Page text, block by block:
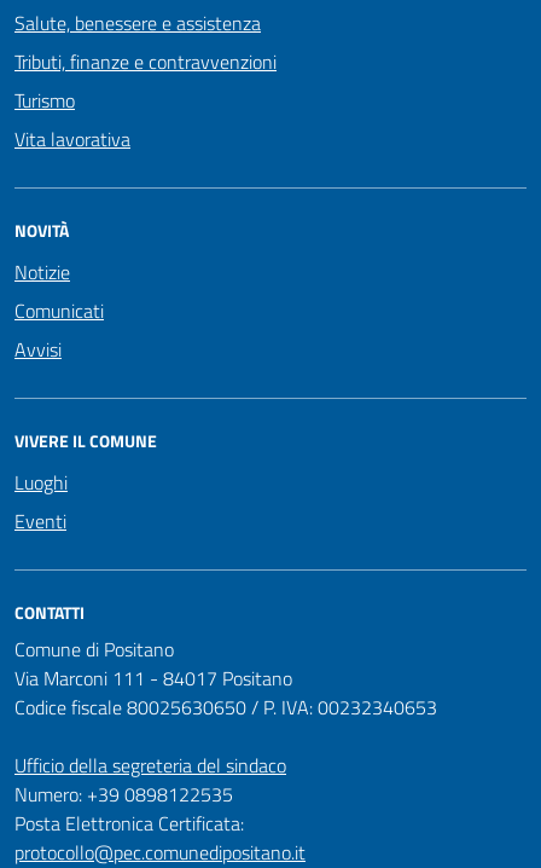
Salute, benessere e assistenza
Tributi, finanze e contravvenzioni
Turismo
Vita lavorativa
NOVITÀ
Notizie
Comunicati
Avvisi
VIVERE IL COMUNE
Luoghi
Eventi
CONTATTI
Comune di Positano
Via Marconi 111 - 84017 Positano
Codice fiscale 80025630650 / P. IVA: 00232340653
Ufficio della segreteria del sindaco
Numero: +39 0898122535
Posta Elettronica Certificata:
protocollo@pec.comunedipositano.it